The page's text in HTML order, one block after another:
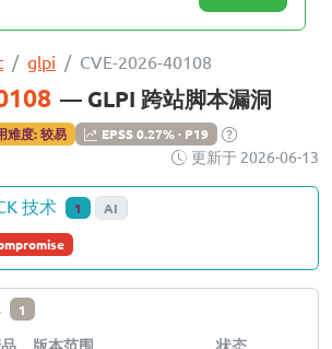
glpi CVE-2026-40108
— GLPI 跨站脚本漏洞
难度: 较易 EPSS 0.27% · P19
更新于 2026-06-13
技术 1 AI
1
版本范围
状态